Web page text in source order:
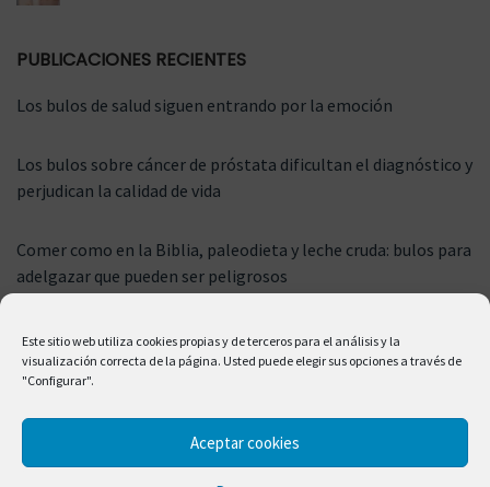
Este sitio web utiliza cookies propias y de terceros para el análisis y la
visualización correcta de la página. Usted puede elegir sus opciones a través de
"Configurar".
Aceptar cookies
PUBLICACIONES RECIENTES
Los bulos de salud siguen entrando por la emoción
Los bulos sobre cáncer de próstata dificultan el diagnóstico y
perjudican la calidad de vida
Comer como en la Biblia, paleodieta y leche cruda: bulos para
adelgazar que pueden ser peligrosos